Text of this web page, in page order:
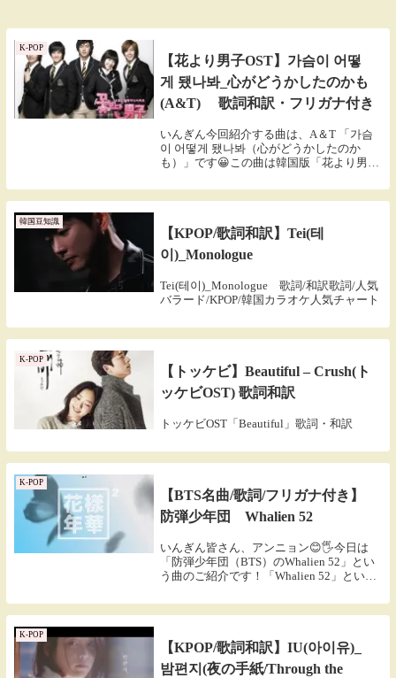
K-POP
【花より男子OST】가슴이 어떻
게 됐나봐_心がどうかしたのかも
(A&T) 歌詞和訳・フリガナ付き
いんぎん今回紹介する曲は、A＆T 「가슴
이 어떻게 됐나봐（心がどうかしたのか
も）」です😀この曲は韓国版「花より男
ても寂しくて、悲しい曲ですが…😢いつ聞
いても飽きない名曲です！A&T가슴이 어떻
韓国豆知識
【KPOP/歌詞和訳】Tei(테
이)_Monologue
Tei(테이)_Monologue 歌詞/和訳歌詞/人気
バラード/KPOP/韓国カラオケ人気チャート
K-POP
【トッケビ】Beautiful – Crush(ト
ッケビOST) 歌詞和訳
トッケビOST「Beautiful」歌詞・和訳
K-POP
【BTS名曲/歌詞/フリガナ付き】
防弾少年団 Whalien 52
いんぎん皆さん、アンニョン😊🖐今日は
「防弾少年団（BTS）のWhalien 52」とい
う曲のご紹介です！「Whalien 52」という
知られている曲ではありませんが、個人的
にはBTSの「隠...
K-POP
【KPOP/歌詞和訳】IU(아이유)_
밤편지(夜の手紙/Through the